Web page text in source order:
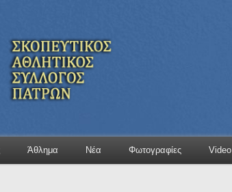
Άθλημα Νέα Φωτογραφίες Video